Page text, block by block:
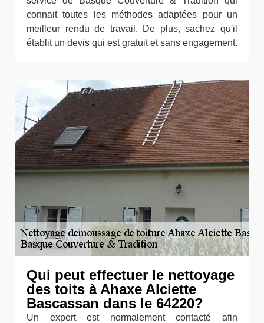
connait toutes les méthodes adaptées pour un
meilleur rendu de travail. De plus, sachez qu'il
établit un devis qui est gratuit et sans engagement.
Qui peut effectuer le nettoyage
des toits à Ahaxe Alciette
Bascassan dans le 64220?
Un expert est normalement contacté afin